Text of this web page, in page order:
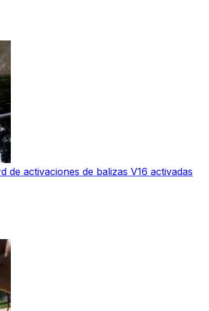
de activaciones de balizas V16 activadas